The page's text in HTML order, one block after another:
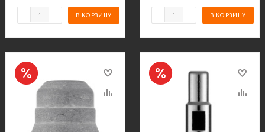
В КОРЗИНУ В КОРЗИНУ